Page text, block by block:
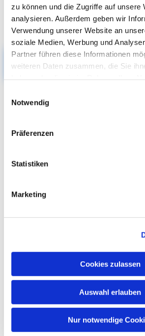
zu können und die Zugriffe auf unsere
analysieren. Außerdem geben wir
Verwendung unserer Website an
soziale Medien, Werbung und
Partner führen diese Informationen
weiteren Daten zusammen, die Sie
Notwendig
Präferenzen
Statistiken
Marketing
Cookies zulassen
Auswahl erlauben
Nur notwendige
Weitere Veranstaltungen...